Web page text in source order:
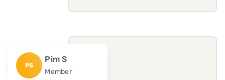
PS
Pim S
Member